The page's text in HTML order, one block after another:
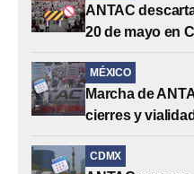
ANTAC
20 de mayo en
MÉXICO
Marcha de
cierres y
CDMX